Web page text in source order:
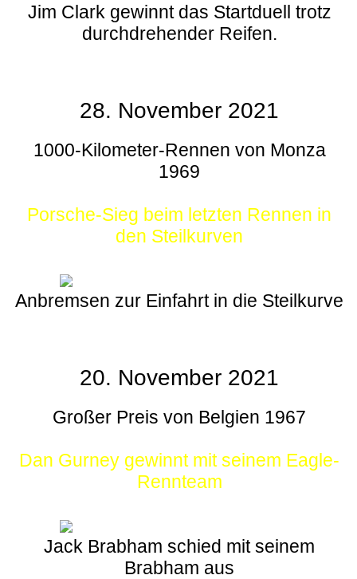
Jim Clark gewinnt das Startduell trotz
durchdrehender Reifen.
28. November 2021
1000-Kilometer-Rennen von Monza
1969
Porsche-Sieg beim letzten Rennen in
den Steilkurven
Anbremsen zur Einfahrt in die Steilkurve
20. November 2021
Großer Preis von Belgien 1967
Dan Gurney gewinnt mit seinem Eagle-
Rennteam
Jack Brabham schied mit seinem
Brabham aus